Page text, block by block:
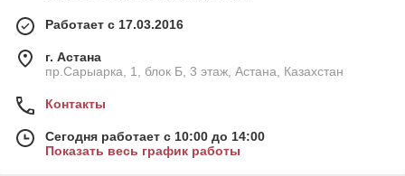
Работает с 17.03.2016
г. Астана
пр.Сарыарка, 1, блок Б, 3 этаж, Астана, Казахстан
Контакты
Сегодня работает с 10:00 до 14:00
Показать весь график работы